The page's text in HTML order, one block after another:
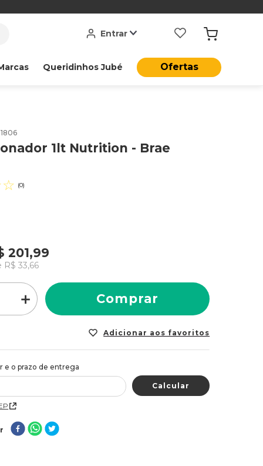
Entrar
Queridinhos Jubé Ofertas
1lt Nutrition - Brae
☆ (0)
201,99
R$ 33,66
＋ Comprar